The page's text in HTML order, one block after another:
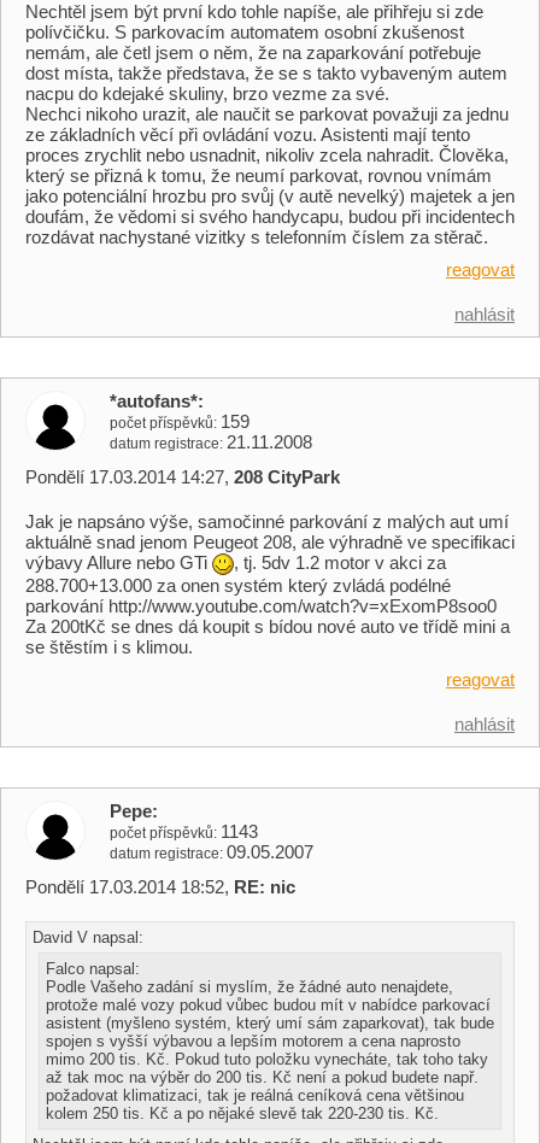
Nechtěl jsem být první kdo tohle napíše, ale přihřeju si zde
polívčičku. S parkovacím automatem osobní zkušenost
nemám, ale četl jsem o něm, že na zaparkování potřebuje
dost místa, takže představa, že se s takto vybaveným autem
nacpu do kdejaké skuliny, brzo vezme za své.
Nechci nikoho urazit, ale naučit se parkovat považuji za jednu
ze základních věcí při ovládání vozu. Asistenti mají tento
proces zrychlit nebo usnadnit, nikoliv zcela nahradit. Člověka,
který se přizná k tomu, že neumí parkovat, rovnou vnímám
jako potenciální hrozbu pro svůj (v autě nevelký) majetek a jen
doufám, že vědomi si svého handycapu, budou při incidentech
rozdávat nachystané vizitky s telefonním číslem za stěrač.
reagovat
nahlásit
*autofans*
počet příspěvků 159
datum registrace 21.11.2008
Pondělí 17.03.2014 14:27, 208 CityPark
Jak je napsáno výše, samočinné parkování z malých aut umí
aktuálně snad jenom Peugeot 208, ale výhradně ve specifikaci
výbavy Allure nebo GTi
, tj. 5dv 1.2 motor v akci za
288.700+13.000 za onen systém který zvládá podélné
parkování http://www.youtube.com/watch?v=xExomP8soo0
Za 200tKč se dnes dá koupit s bídou nové auto ve třídě mini a
se štěstím i s klimou.
reagovat
nahlásit
Pepe
počet příspěvků 1143
datum registrace 09.05.2007
Pondělí 17.03.2014 18:52, RE: nic
David V napsal:
Falco napsal:
Podle Vašeho zadání si myslím, že žádné auto nenajdete,
protože malé vozy pokud vůbec budou mít v nabídce parkovací
asistent (myšleno systém, který umí sám zaparkovat), tak bude
spojen s vyšší výbavou a lepším motorem a cena naprosto
mimo 200 tis. Kč. Pokud tuto položku vynecháte, tak toho taky
až tak moc na výběr do 200 tis. Kč není a pokud budete např.
požadovat klimatizaci, tak je reálná ceníková cena většinou
kolem 250 tis. Kč a po nějaké slevě tak 220-230 tis. Kč.